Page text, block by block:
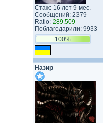
Стаж: 16 лет 9 мес.
Сообщений: 2379
Ratio: 289.509
Поблагодарили: 9933
100%
Назир